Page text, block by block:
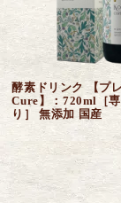
酵素ドリンク 【プ
Cure】：720ml［
り］ 無添加 国産